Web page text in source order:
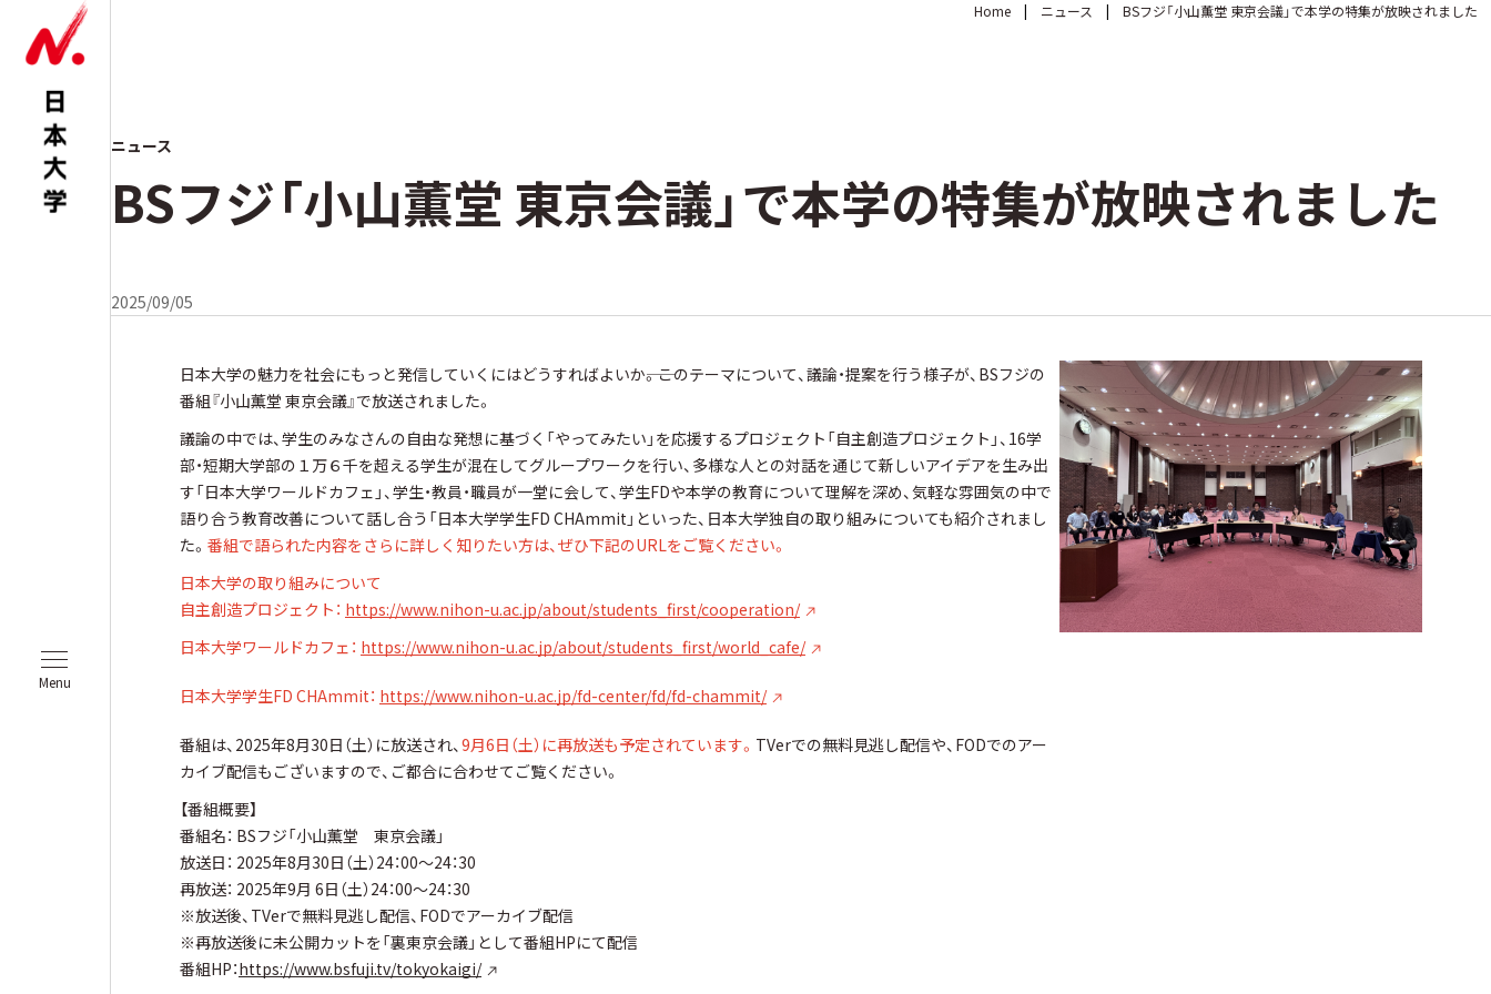
Menu
Home ニュース BSフジ「小山薫堂 東京会議」で本学の特集が放映されました
ニュース
BSフジ「小山薫堂 東京会議」で本学の特集が放映されました
2025/09/05
日本大学の魅力を社会にもっと発信していくにはどうすればよいか――。このテーマについて、議論・提案を行う様子が、BSフジの
番組『小山薫堂 東京会議』で放送されました。
議論の中では、学生のみなさんの自由な発想に基づく「やってみたい」を応援するプロジェクト「自主創造プロジェクト」、16学
部・短期大学部の１万６千を超える学生が混在してグループワークを行い、多様な人との対話を通じて新しいアイデアを生み出
す「日本大学ワールドカフェ」、学生・教員・職員が一堂に会して、学生FDや本学の教育について理解を深め、気軽な雰囲気の中で
語り合う教育改善について話し合う「日本大学学生FD CHAmmit」といった、日本大学独自の取り組みについても紹介されまし
た。 番組で語られた内容をさらに詳しく知りたい方は、ぜひ下記のURLをご覧ください。
日本大学の取り組みについて
自主創造プロジェクト： https://www.nihon-u.ac.jp/about/students_first/cooperation/
日本大学ワールドカフェ： https://www.nihon-u.ac.jp/about/students_first/world_cafe/
日本大学学生FD CHAmmit： https://www.nihon-u.ac.jp/fd-center/fd/fd-chammit/
番組は、2025年8月30日（土）に放送され、9月6日（土）に再放送も予定されています。 TVerでの無料見逃し配信や、FODでのアー
カイブ配信もございますので、ご都合に合わせてご覧ください。
【番組概要】
番組名： BSフジ「小山薫堂 東京会議」
放送日： 2025年8月30日（土）24：00～24：30
再放送： 2025年9月 6日（土）24：00～24：30
※放送後、TVerで無料見逃し配信、FODでアーカイブ配信
※再放送後に未公開カットを「裏東京会議」として番組HPにて配信
番組HP：https://www.bsfuji.tv/tokyokaigi/